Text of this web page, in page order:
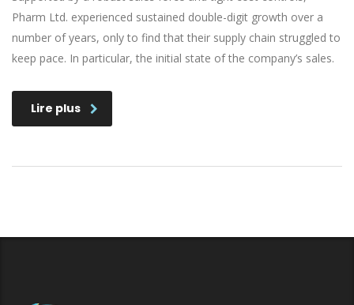
Pharm Ltd. experienced sustained double-digit growth over a
number of years, only to find that their supply chain struggled to
keep pace. In particular, the initial state of the company’s sales.
Lire plus